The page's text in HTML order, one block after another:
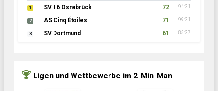
1 SV 16 Osnabrück 72 94:21
2 AS Cinq Étoiles 71 99:21
3 SV Dortmund 61 85:27
Ligen und Wettbewerbe im 2-Min-Man